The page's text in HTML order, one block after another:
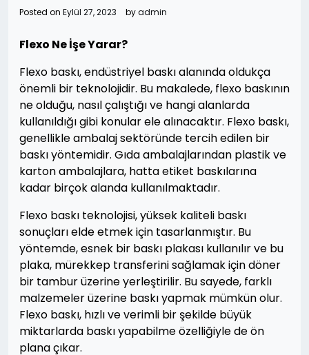
Posted on Eylül 27, 2023 byadmin
Flexo Ne İşe Yarar?
Flexo baskı, endüstriyel baskı alanında oldukça
önemli bir teknolojidir. Bu makalede, flexo baskının
ne olduğu, nasıl çalıştığı ve hangi alanlarda
kullanıldığı gibi konular ele alınacaktır. Flexo baskı,
genellikle ambalaj sektöründe tercih edilen bir
baskı yöntemidir. Gıda ambalajlarından plastik ve
karton ambalajlara, hatta etiket baskılarına
kadar birçok alanda kullanılmaktadır.
Flexo baskı teknolojisi, yüksek kaliteli baskı
sonuçları elde etmek için tasarlanmıştır. Bu
yöntemde, esnek bir baskı plakası kullanılır ve bu
plaka, mürekkep transferini sağlamak için döner
bir tambur üzerine yerleştirilir. Bu sayede, farklı
malzemeler üzerine baskı yapmak mümkün olur.
Flexo baskı, hızlı ve verimli bir şekilde büyük
miktarlarda baskı yapabilme özelliğiyle de ön
plana çıkar.